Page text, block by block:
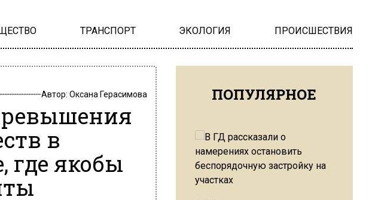
ТРАНСПОРТ ЭКОЛОГИЯ ПРОИСШЕСТВИЯ
Автор: Оксана Герасимова
в
где якобы
ПОПУЛЯРНОЕ